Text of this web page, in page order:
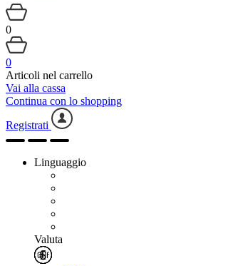
0
0
Articoli nel carrello
Vai alla cassa
Continua con lo shopping
Registrati
Linguaggio
Valuta